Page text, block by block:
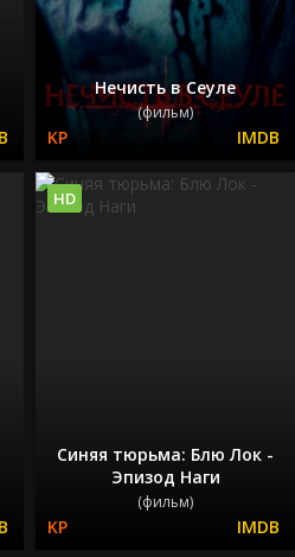
Нечисть в Сеуле
(фильм)
Синяя тюрьма: Блю Лок -
Эпизод Наги
(фильм)
HD